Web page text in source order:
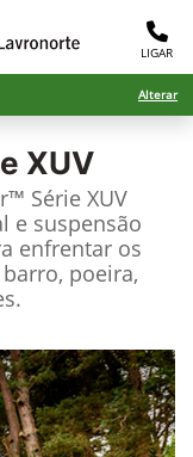
LIGAR
Alterar
XUV
Série XUV
e suspensão
enfrentar os
poeira,